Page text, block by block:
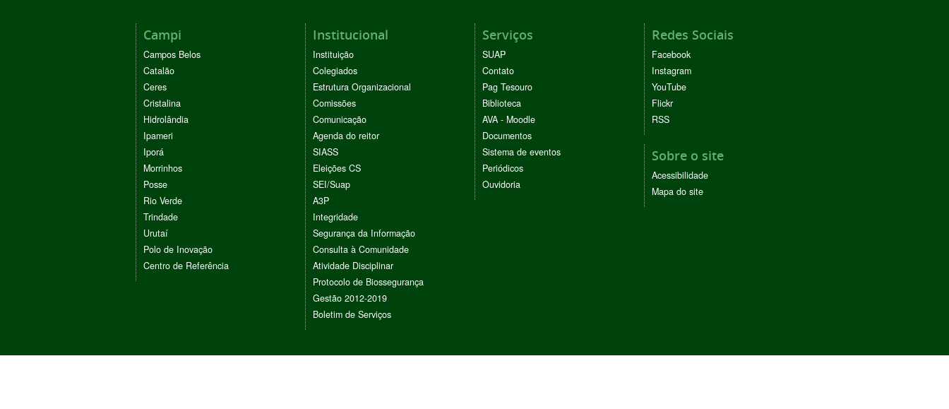
Campi
Campos Belos
Catalão
Ceres
Cristalina
Hidrolândia
Ipameri
Iporá
Morrinhos
Posse
Rio Verde
Trindade
Urutaí
Polo de Inovação
Centro de Referência
Institucional
Instituição
Colegiados
Estrutura Organizacional
Comissões
Comunicação
Agenda do reitor
SIASS
Eleições CS
SEI/Suap
A3P
Integridade
Segurança da Informação
Consulta à Comunidade
Atividade Disciplinar
Protocolo de Biossegurança
Gestão 2012-2019
Boletim de Serviços
Serviços
SUAP
Contato
Pag Tesouro
Biblioteca
AVA - Moodle
Documentos
Sistema de eventos
Periódicos
Ouvidoria
Redes Sociais
Facebook
Instagram
YouTube
Flickr
RSS
Sobre o site
Acessibilidade
Mapa do site